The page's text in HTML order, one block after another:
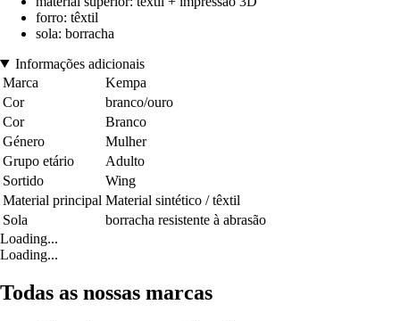
forro: têxtil
sola: borracha
Informações adicionais
Marca
Kempa
Cor
branco/ouro
Cor
Branco
Género
Mulher
Grupo etário
Adulto
Sortido
Wing
Material principal Material sintético / têxtil
Sola
borracha resistente à abrasão
Loading...
Loading...
Todas as nossas marcas